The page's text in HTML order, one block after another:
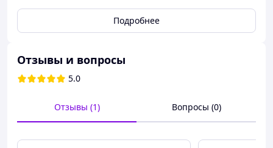
Размеры:
35- 21.5 см
Подробнее
Отзывы и вопросы
5.0
Отзывы (1) Вопросы (0)